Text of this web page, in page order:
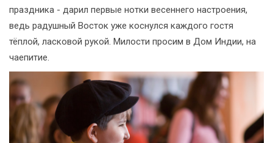
праздника - дарил первые нотки весеннего настроения,
ведь радушный Восток уже коснулся каждого гостя
тёплой, ласковой рукой. Милости просим в Дом Индии, на
чаепитие.